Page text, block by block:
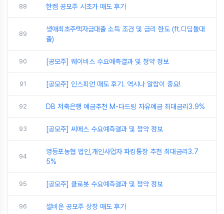
88 한켐 공모주 시초가 매도 후기
89
생애최초주택자금대출 소득 조건 및 금리 한도 (ft.디딤돌대
출)
90 [공모주] 웨이비스 수요예측결과 및 청약 정보
91 [공모주] 인스피언 매도 후기. 역시나 알람이 중요!
92 DB 저축은행 예금추천 M-다드림 자유예금 최대금리3.9%
93 [공모주] 씨메스 수요예측결과 및 청약 정보
94
영등포농협 법인,개인사업자 파킹통장 추천 최대금리3.7
5%
95 [공모주] 클로봇 수요예측결과 및 청약 정보
96 셀비온 공모주 상장 매도 후기